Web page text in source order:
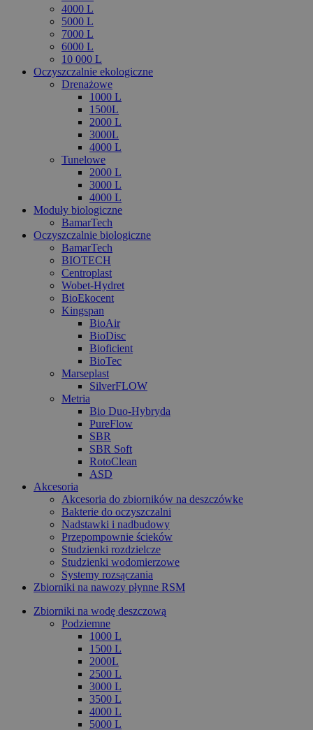
4000 L
5000 L
7000 L
6000 L
10 000 L
Oczyszczalnie ekologiczne
Drenażowe
1000 L
1500L
2000 L
3000L
4000 L
Tunelowe
2000 L
3000 L
4000 L
Moduły biologiczne
BamarTech
Oczyszczalnie biologiczne
BamarTech
BIOTECH
Centroplast
Wobet-Hydret
BioEkocent
Kingspan
BioAir
BioDisc
Bioficient
BioTec
Marseplast
SilverFLOW
Metria
Bio Duo-Hybryda
PureFlow
SBR
SBR Soft
RotoClean
ASD
Akcesoria
Akcesoria do zbiorników na deszczówke
Bakterie do oczyszczalni
Nadstawki i nadbudowy
Przepompownie ścieków
Studzienki rozdzielcze
Studzienki wodomierzowe
Systemy rozsączania
Zbiorniki na nawozy płynne RSM
Zbiorniki na wodę deszczową
Podziemne
1000 L
1500 L
2000L
2500 L
3000 L
3500 L
4000 L
5000 L